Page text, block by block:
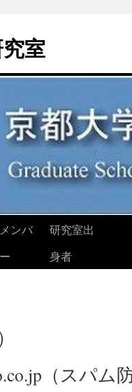
室
メンバ
ー
研究室出
身者
（スパ